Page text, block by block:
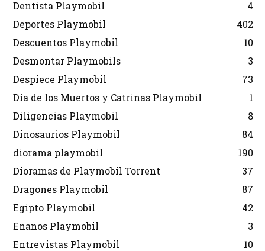
Dentista Playmobil
4
Deportes Playmobil
402
Descuentos Playmobil
10
Desmontar Playmobils
3
Despiece Playmobil
73
Día de los Muertos y Catrinas Playmobil
1
Diligencias Playmobil
8
Dinosaurios Playmobil
84
diorama playmobil
190
Dioramas de Playmobil Torrent
37
Dragones Playmobil
87
Egipto Playmobil
42
Enanos Playmobil
3
Entrevistas Playmobil
10